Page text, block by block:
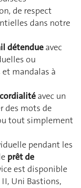
de respect
dans notre
détendue avec
ou
mandalas à
avec un
des mots de
tout simplement
pendant les
prêt de
est disponible
II, Uni Bastions,